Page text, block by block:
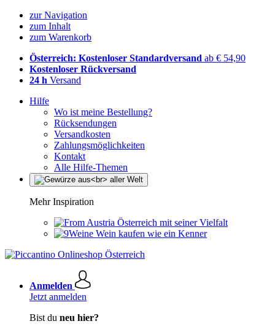
zur Navigation
zum Inhalt
zum Warenkorb
Österreich: Kostenloser Standardversand ab € 54,90
Kostenloser Rückversand
24 h Versand
Hilfe
Wo ist meine Bestellung?
Rücksendungen
Versandkosten
Zahlungsmöglichkeiten
Kontakt
Alle Hilfe-Themen
Mehr Inspiration
Österreich mit seiner Vielfalt
Wein kaufen wie ein Kenner
Anmelden
Jetzt anmelden
Bist du neu hier?